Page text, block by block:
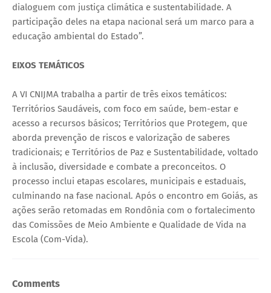
dialoguem com justiça climática e sustentabilidade. A
participação deles na etapa nacional será um marco para a
educação ambiental do Estado”.
EIXOS TEMÁTICOS
A VI CNIJMA trabalha a partir de três eixos temáticos:
Territórios Saudáveis, com foco em saúde, bem-estar e
acesso a recursos básicos; Territórios que Protegem, que
aborda prevenção de riscos e valorização de saberes
tradicionais; e Territórios de Paz e Sustentabilidade, voltado
à inclusão, diversidade e combate a preconceitos. O
processo inclui etapas escolares, municipais e estaduais,
culminando na fase nacional. Após o encontro em Goiás, as
ações serão retomadas em Rondônia com o fortalecimento
das Comissões de Meio Ambiente e Qualidade de Vida na
Escola (Com-Vida).
Comments